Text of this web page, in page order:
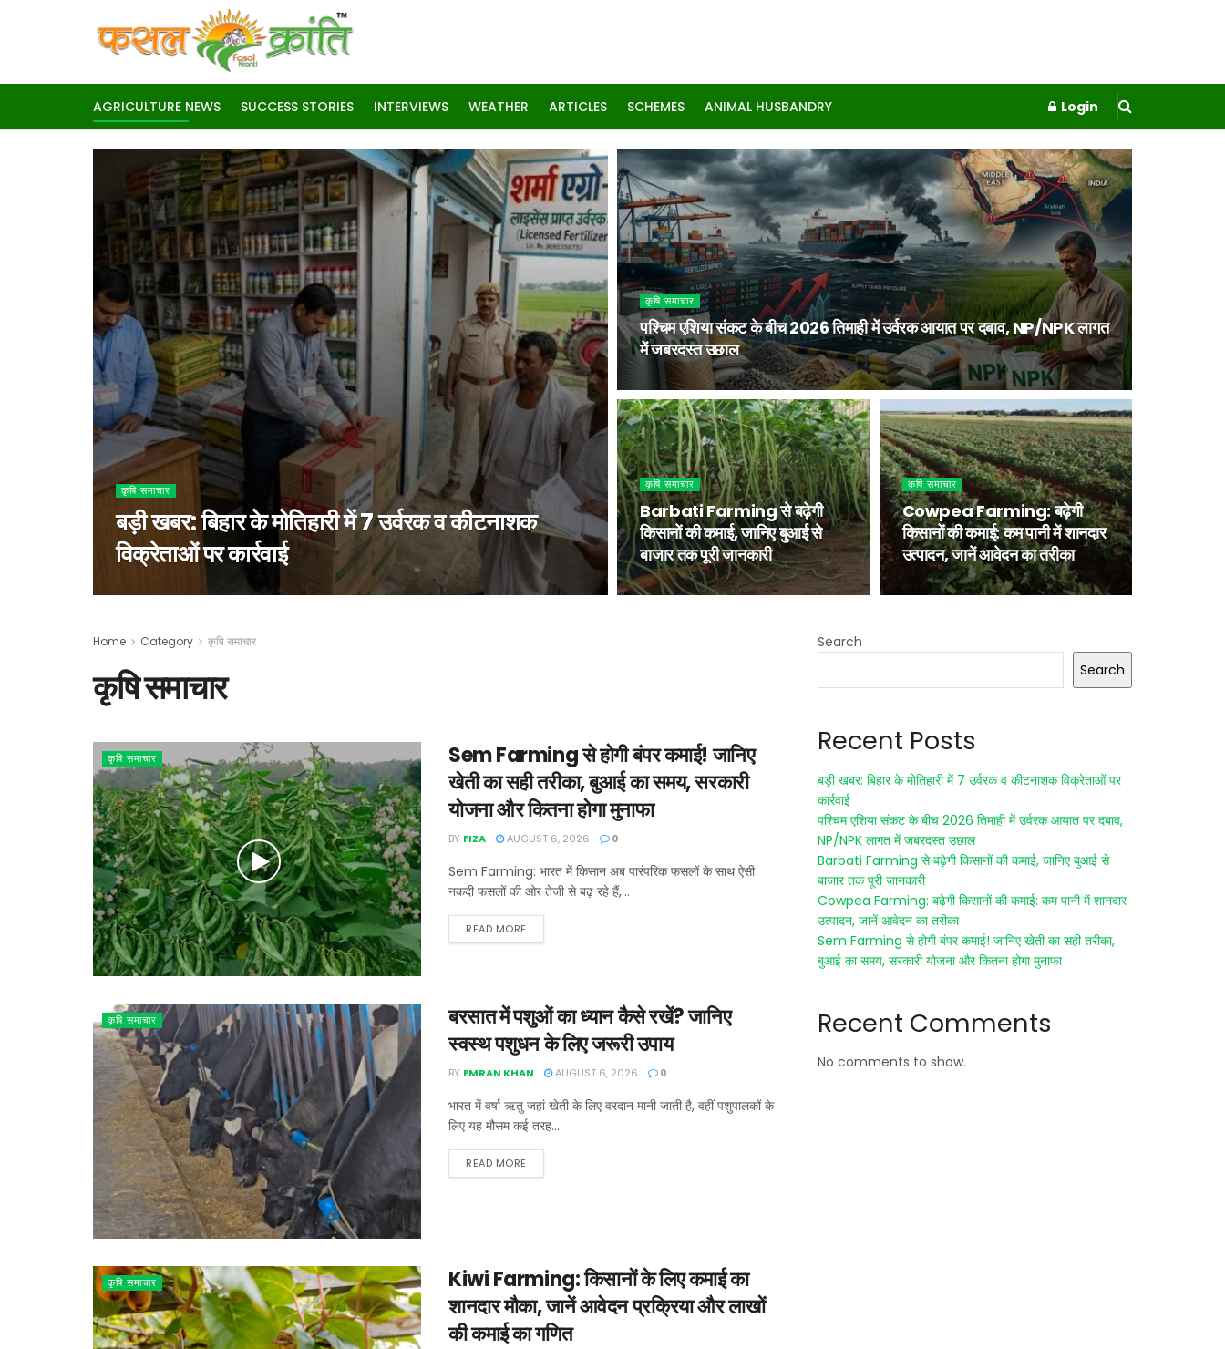
AGRICULTURE NEWS SUCCESS STORIES INTERVIEWS WEATHER ARTICLES SCHEMES ANIMAL HUSBANDRY Login
कृषि समाचार
बड़ी खबर: बिहार के मोतिहारी में 7 उर्वरक व कीटनाशक
विक्रेताओं पर कार्रवाई
कृषि समाचार
पश्चिम एशिया संकट के बीच 2026 तिमाही में उर्वरक आयात पर दबाव, NP/NPK लागत
में जबरदस्त उछाल
कृषि समाचार
Barbati Farming से बढ़ेगी
किसानों की कमाई, जानिए बुआई से
बाजार तक पूरी जानकारी
कृषि समाचार
Cowpea Farming: बढ़ेगी
किसानों की कमाई: कम पानी में शानदार
उत्पादन, जानें आवेदन का तरीका
Home Category कृषि समाचार
कृषि समाचार
कृषि समाचार
Sem Farming से होगी बंपर कमाई! जानिए
खेती का सही तरीका, बुआई का समय, सरकारी
योजना और कितना होगा मुनाफा
BY FIZA AUGUST 6, 2026 0
Sem Farming: भारत में किसान अब पारंपरिक फसलों के साथ ऐसी
नकदी फसलों की ओर तेजी से बढ़ रहे हैं,...
READ MORE
कृषि समाचार
बरसात में पशुओं का ध्यान कैसे रखें? जानिए
स्वस्थ पशुधन के लिए जरूरी उपाय
BY EMRAN KHAN AUGUST 6, 2026 0
भारत में वर्षा ऋतु जहां खेती के लिए वरदान मानी जाती है, वहीं पशुपालकों के
लिए यह मौसम कई तरह...
READ MORE
कृषि समाचार
Kiwi Farming: किसानों के लिए कमाई का
शानदार मौका, जानें आवेदन प्रक्रिया और लाखों
की कमाई का गणित
Search
Search
Recent Posts
बड़ी खबर: बिहार के मोतिहारी में 7 उर्वरक व कीटनाशक विक्रेताओं पर
कार्रवाई
पश्चिम एशिया संकट के बीच 2026 तिमाही में उर्वरक आयात पर दबाव,
NP/NPK लागत में जबरदस्त उछाल
Barbati Farming से बढ़ेगी किसानों की कमाई, जानिए बुआई से
बाजार तक पूरी जानकारी
Cowpea Farming: बढ़ेगी किसानों की कमाई: कम पानी में शानदार
उत्पादन, जानें आवेदन का तरीका
Sem Farming से होगी बंपर कमाई! जानिए खेती का सही तरीका,
बुआई का समय, सरकारी योजना और कितना होगा मुनाफा
Recent Comments
No comments to show.